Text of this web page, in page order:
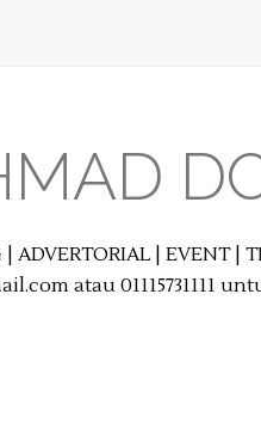
| EVENT |
atau 01115731111